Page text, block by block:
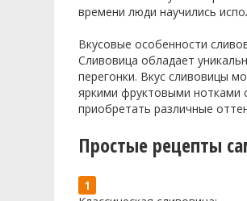
времени люди научились
Вкусовые особенности
Сливовица обладает
перегонки. Вкус сливовицы
яркими фруктовыми нотками
приобретать различные
Простые рецепты